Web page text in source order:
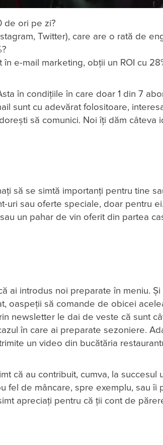
de ori pe zi?
Twitter), care are o rată de
e-mail marketing, obții un ROI cu
în condițiile în care doar 1 din 7
sunt cu adevărat folositoare,
să comunici. Noi îți dăm câteva
să se simtă importanți pentru tine
uri sau oferte speciale, doar pentru
un pahar de vin oferit din partea
ai introdus noi preparate în meniu.
oaspeții să comande de obicei
newsletter le dai de veste că sunt
în care ai preparate sezoniere.
un video din bucătăria
că au contribuit, cumva, la succesul
fel de mâncare, spre exemplu, sau îi
apreciați pentru că ții cont de